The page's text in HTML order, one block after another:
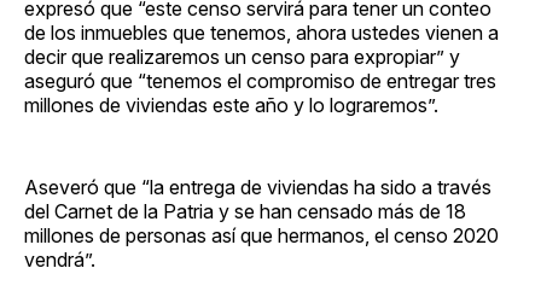
expresó que “este censo servirá para tener un conteo
de los inmuebles que tenemos, ahora ustedes vienen a
decir que realizaremos un censo para expropiar” y
aseguró que “tenemos el compromiso de entregar tres
millones de viviendas este año y lo lograremos”.
Aseveró que “la entrega de viviendas ha sido a través
del Carnet de la Patria y se han censado más de 18
millones de personas así que hermanos, el censo 2020
vendrá”.